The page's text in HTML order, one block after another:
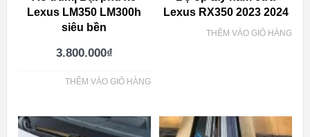
Lexus LM350 LM300h
siêu bền
3.800.000₫
THÊM VÀO GIỎ HÀNG
Lexus RX350 2023 2024
THÊM VÀO GIỎ HÀNG